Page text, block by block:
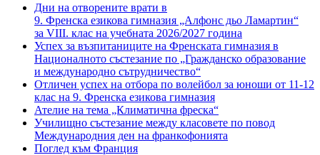
Дни на отворените врати в
9. Френска езикова гимназия „Алфонс дьо Ламартин“
за VIII. клас на учебната 2026/2027 година
Успех за възпитаниците на Френската гимназия в
Националното състезание по „Гражданско образование
и международно сътрудничество“
Отличен успех на отбора по волейбол за юноши от 11-12
клас на 9. Френска езикова гимназия
Ателие на тема „Климатична фреска“
Училищно състезание между класовете по повод
Международния ден на франкофонията
Поглед към Франция